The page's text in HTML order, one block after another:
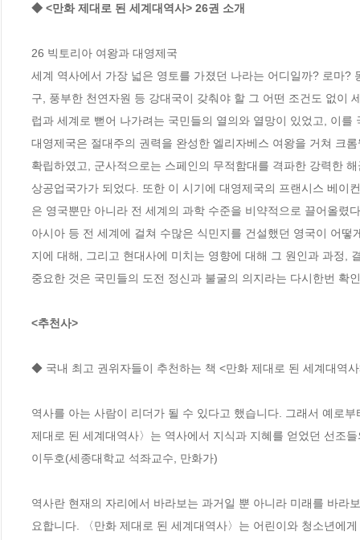
◆ <만화 제대로 된 세계대역사> 26권 소개
26 빅토리아 여왕과 대영제국
세계 역사에서 가장 넓은 영토를 가졌던 나라는 어디일까? 로마
구, 풍부한 천연자원 등 강대국이 갖춰야 할 그 어떤 조건도 없이
럽과 세계로 뻗어 나가려는 국민들의 열의와 열망이 있었고, 이
대영제국은 절대주의 권력을 완성한 엘리자베스 여왕을 거쳐 크
확립하였고, 군사적으로는 스페인의 무적함대를 격파한 강력한
상공업국가가 되었다. 또한 이 시기에 대영제국의 프랜시스 베이
은 영국뿐만 아니라 전 세계의 과학 수준을 비약적으로 끌어올렸
아시아 등 전 세계에 걸쳐 수많은 식민지를 건설했던 영국이 어
지에 대해, 그리고 현대사에 미치는 영향에 대해 그 원인과 과정,
중요한 것은 국민들의 도전 정신과 불굴의 의지라는 다시한번 확
<추천사>
◆ 국내 최고 권위자들이 추천하는 책 <만화 제대로 된 세계대역
역사를 아는 사람이 리더가 될 수 있다고 했습니다. 그래서 예로
제대로 된 세계대역사〉는 역사에서 지식과 지혜를 얻었던 선조
이두호(세종대학교 석좌교수, 만화가)
역사란 현재의 자리에서 바라보는 과거일 뿐 아니라 미래를 바라
요합니다. 〈만화 제대로 된 세계대역사〉는 어린이와 청소년에